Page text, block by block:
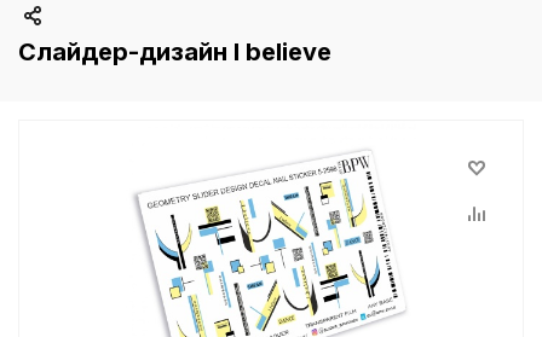
Слайдер-дизайн I believe